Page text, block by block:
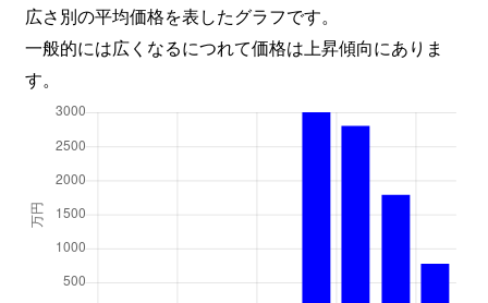
広さ別の平均価格を表したグラフです。
一般的には広くなるにつれて価格は上昇傾向にありま
す。